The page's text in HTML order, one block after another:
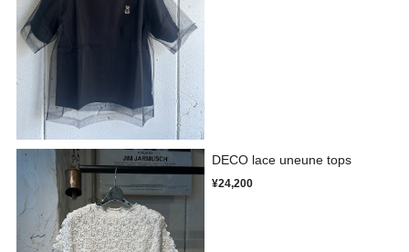
DECO lace uneune tops
¥24,200